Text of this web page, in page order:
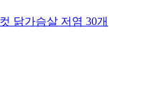
닭가슴살 저염 30개